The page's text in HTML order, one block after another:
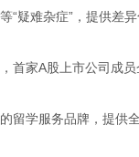
疑难杂症”，提供差异
家A股上市公司成员
学服务品牌，提供